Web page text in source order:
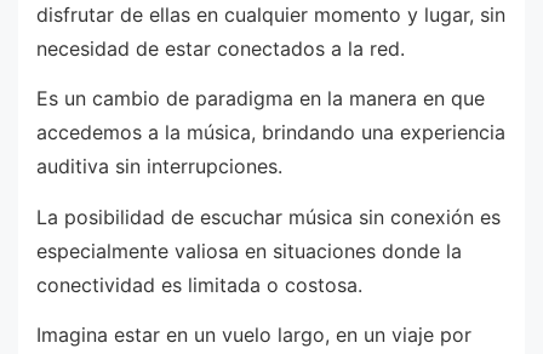
disfrutar de ellas en cualquier momento y lugar, sin
necesidad de estar conectados a la red.
Es un cambio de paradigma en la manera en que
accedemos a la música, brindando una experiencia
auditiva sin interrupciones.
La posibilidad de escuchar música sin conexión es
especialmente valiosa en situaciones donde la
conectividad es limitada o costosa.
Imagina estar en un vuelo largo, en un viaje por